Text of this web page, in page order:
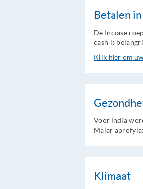
Betalen
De Indiase
cash is
Klik hier om
Voor India
Klimaat